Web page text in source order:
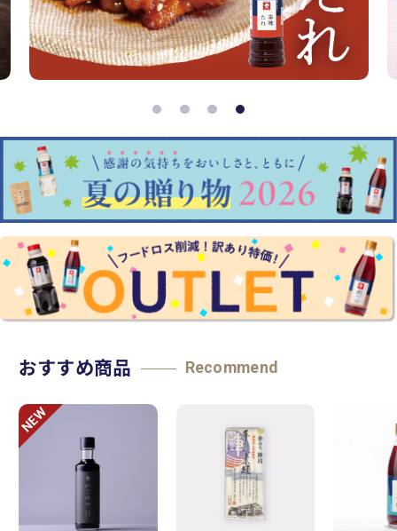
おすすめ商品 Recommend